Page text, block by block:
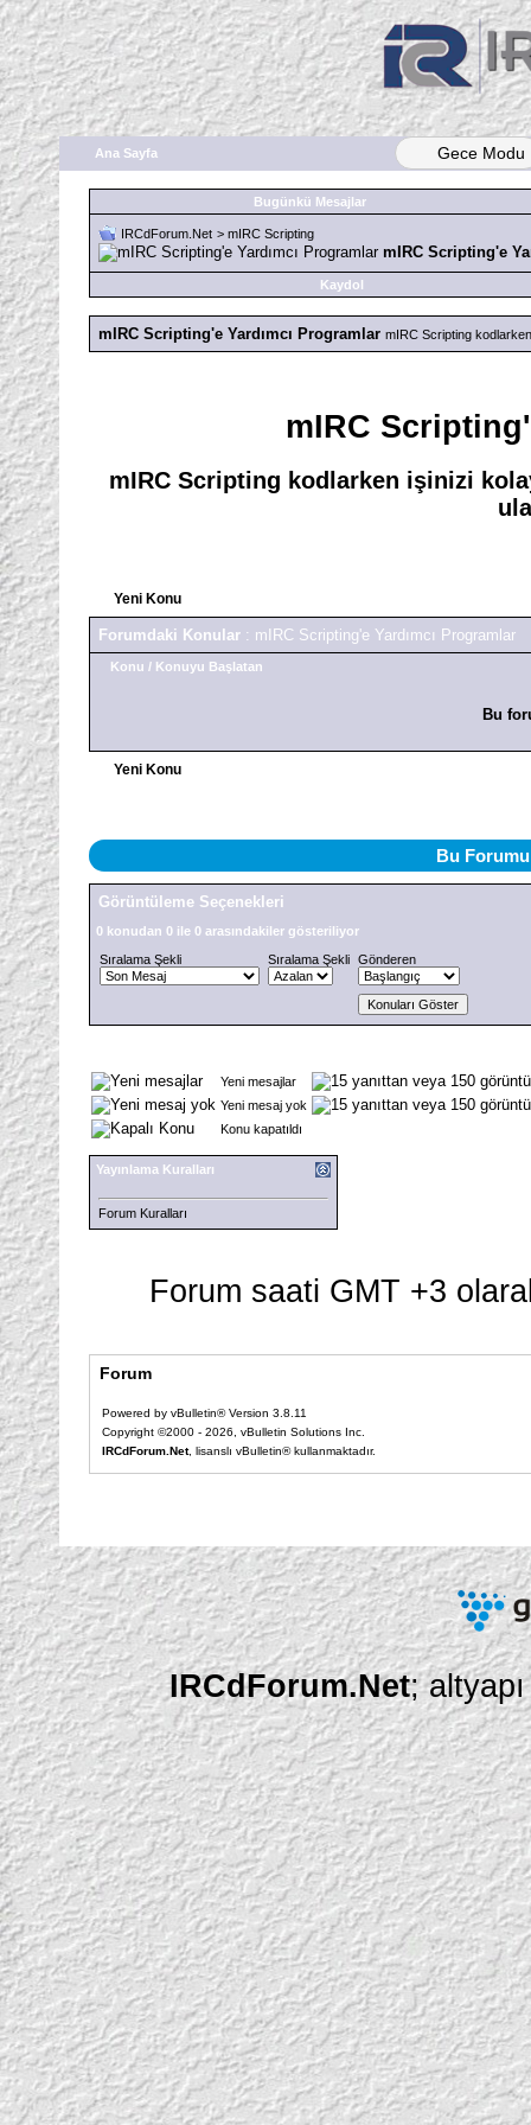
Ana Sayfa Gece Modu
Bugünkü Mesajlar
IRCdForum.Net > mIRC Scripting
mIRC Scripting'e
Kaydol
mIRC Scripting'e Yardımcı Programlar mIRC Scripting
mIRC
mIRC Scripting kodlarken işinizi
Yeni Konu
Forumdaki Konular : mIRC Scripting'e Yardımcı Programlar
Konu / Konuyu Başlatan
Bu
Yeni Konu
Bu
Görüntüleme Seçenekleri
0 konudan 0 ile 0 arasındakiler gösteriliyor
Sıralama Şekli
Sıralama Şekli Gönderen
Yeni mesajlar
Yeni mesaj yok
Konu kapatıldı
Yayınlama Kuralları
Forum Kuralları
Forum saati GMT +3
Forum
Powered by vBulletin® Version 3.8.11
Copyright ©2000 - 2026, vBulletin Solutions Inc.
IRCdForum.Net, lisanslı vBulletin® kullanmaktadır.
IRCdForum.Net;